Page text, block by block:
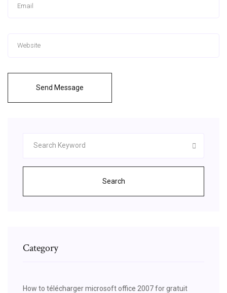
Send Message
Search
Category
How to télécharger microsoft office 2007 for gratuit